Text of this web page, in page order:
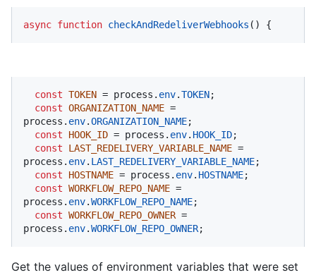
async function checkAndRedeliverWebhooks ( ) {
const TOKEN = process. env.TOKEN;
const ORGANIZATION_NAME =
process. env.ORGANIZATION_NAME;
const
HOOK_ID = process. env. HOOK_ID;
const
LAST_REDELIVERY_VARIABLE_NAME =
process. env. LAST_REDELIVERY_VARIABLE_NAME;
const
HOSTNAME = process. env. HOSTNAME;
const WORKFLOW_REPO_NAME =
process. env.WORKFLOW_REPO_NAME;
const WORKFLOW_REPO_OWNER =
process. env.WORKFLOW_REPO_OWNER;
Get the values of environment variables that were set